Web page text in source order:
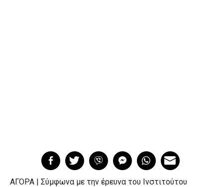
ΑΓΟΡΑ | Σύμφωνα με την έρευνα του Ινστιτούτου